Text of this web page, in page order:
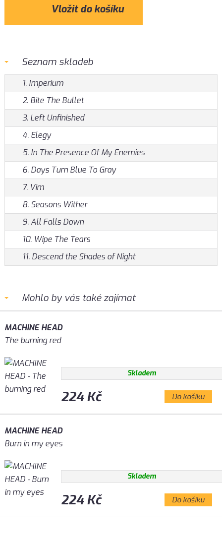
Seznam skladeb
1. Imperium
2. Bite The Bullet
3. Left Unfinished
4. Elegy
5. In The Presence Of My Enemies
6. Days Turn Blue To Gray
7. Vim
8. Seasons Wither
9. All Falls Down
10. Wipe The Tears
11. Descend the Shades of Night
Mohlo by vás také zajímat
MACHINE HEAD
The burning red
Skladem
224 Kč Do košíku
MACHINE HEAD
Burn in my eyes
Skladem
224 Kč Do košíku